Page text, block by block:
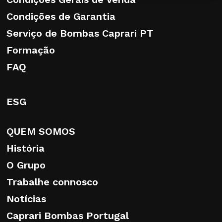
Condições de Garantia
Serviço de Bombas Caprari PT
Formação
FAQ
ESG
QUEM SOMOS
História
O Grupo
Trabalhe connosco
Notícias
Caprari Bombas Portugal